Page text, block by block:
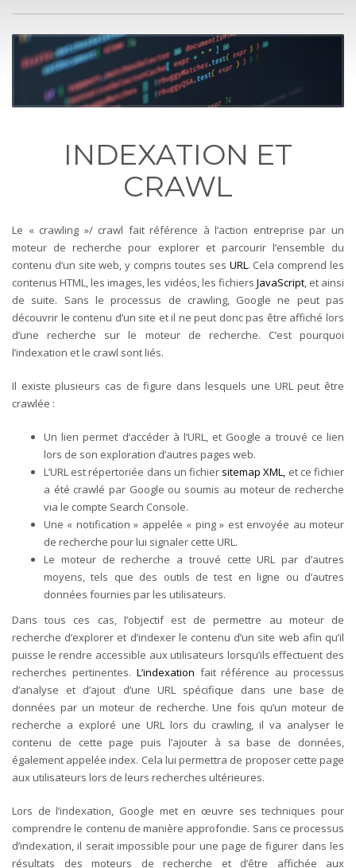
INDEXATION ET
CRAWL
Le « crawling »/ crawl fait référence à l’action entreprise par un
moteur de recherche pour explorer et parcourir l’ensemble du
contenu d’un site web, y compris toutes ses URL. Cela comprend les
contenus HTML, les images, les vidéos, les fichiers JavaScript, et ainsi
de suite. Sans le processus de crawling, Google ne peut pas
découvrir le contenu d’un site et il ne peut donc pas être affiché lors
d’une recherche sur le moteur de recherche. C’est pourquoi
l’indexation et le crawl sont liés.
Il existe plusieurs cas de figure dans lesquels une URL peut être
crawlée :
Un lien permet d’accéder à l’URL, et Google a trouvé ce lien
lors de son exploration d’autres pages web.
L’URL est répertoriée dans un fichier sitemap XML, et ce fichier
a été crawlé par Google ou soumis au moteur de recherche
via le compte Search Console.
Une « notification » appelée « ping » est envoyée au moteur
de recherche pour lui signaler cette URL.
Le moteur de recherche a trouvé cette URL par d’autres
moyens, tels que des outils de test en ligne ou d’autres
données fournies par les utilisateurs.
Dans tous ces cas, l’objectif est de permettre au moteur de
recherche d’explorer et d’indexer le contenu d’un site web afin qu’il
puisse le rendre accessible aux utilisateurs lorsqu’ils effectuent des
recherches pertinentes. L’indexation fait référence au processus
d’analyse et d’ajout d’une URL spécifique dans une base de
données par un moteur de recherche.Une fois qu’un moteur de
recherche a exploré une URL lors du crawling, il va analyser le
contenu de cette page puis l’ajouter à sa base de données,
également appelée index. Cela lui permettra de proposer cette page
aux utilisateurs lors de leurs recherches ultérieures.
Lors de l’indexation, Google met en œuvre ses techniques pour
comprendre le contenu de manière approfondie. Sans ce processus
d’indexation, il serait impossible pour une page de figurer dans les
résultats des moteurs de recherche et d’être affichée aux